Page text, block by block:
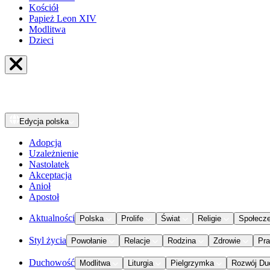
Kościół
Papież Leon XIV
Modlitwa
Dzieci
Edycja polska
Adopcja
Uzależnienie
Nastolatek
Akceptacja
Anioł
Apostoł
Aktualności Polska Prolife Świat Religie
Styl życia Powołanie Relacje Rodzina Zdrowie
Duchowość Modlitwa Liturgia Pielgrzymka Rozwój